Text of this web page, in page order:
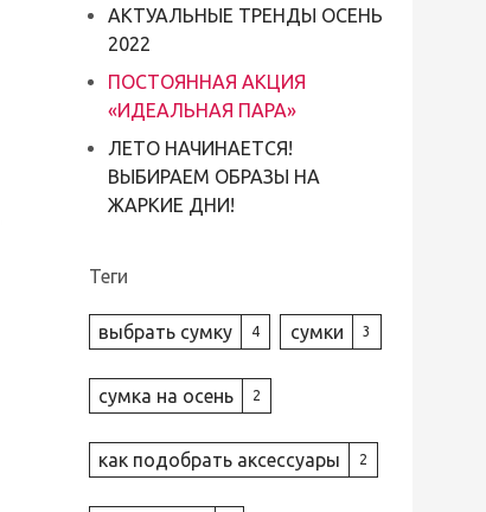
АКТУАЛЬНЫЕ ТРЕНДЫ ОСЕНЬ
2022
ПОСТОЯННАЯ АКЦИЯ
«ИДЕАЛЬНАЯ ПАРА»
ЛЕТО НАЧИНАЕТСЯ!
ВЫБИРАЕМ ОБРАЗЫ НА
ЖАРКИЕ ДНИ!
Теги
выбрать сумку 4 сумки 3
сумка на осень 2
как подобрать аксессуары 2